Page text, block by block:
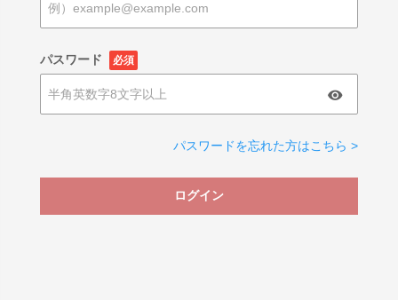
パスワード 必須
パスワードを忘れた方はこちら >
ログイン